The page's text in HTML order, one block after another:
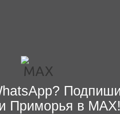
Приморья в MAX!